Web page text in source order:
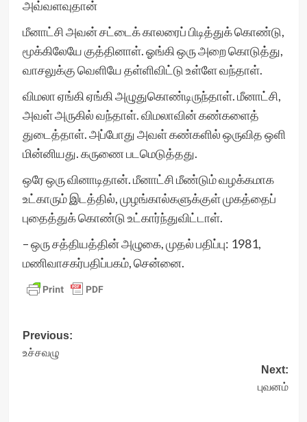
அவ்வளவுதான்
மீனாட்சி அவன் சட்டைக் காலரைப் பிடித்துக் கொண்டு,
மூக்கிலேயே குத்தினாள். ஓங்கி ஒரு அறை கொடுத்து,
வாசலுக்கு வெளியே தள்ளிவிட்டு உள்ளே வந்தாள்.
விமலா ஏங்கி ஏங்கி அழுதுகொண்டிருந்தாள். மீனாட்சி,
அவள் அருகில் வந்தாள். விமலாவின் கண்களைத்
துடைத்தாள். அப்போது அவள் கண்களில் ஒருவித ஒளி
மின்னியது. கருணை படமெடுத்தது.
ஒரே ஒரு வினாடிதான். மீனாட்சி மீண்டும் வழக்கமாக
உட்காரும் இடத்தில், முழங்கால்களுக்குள் முகத்தைப்
புதைத்துக் கொண்டு உட்கார்ந்துவிட்டாள்.
– ஒரு சத்தியத்தின் அழுகை, முதல் பதிப்பு: 1981,
மணிவாசகர்பதிப்பகம், சென்னை.
Post
navigation
Previous:
உச்சவழு
Next:
புவனம்